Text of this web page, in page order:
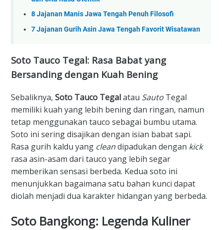
8 Jajanan Manis Jawa Tengah Penuh Filosofi
7 Jajanan Gurih Asin Jawa Tengah Favorit Wisatawan
​Soto Tauco Tegal: Rasa Babat yang
Bersanding dengan Kuah Bening
​Sebaliknya, Soto Tauco Tegalatau Sauto Tegal
memiliki kuah yang lebih bening dan ringan, namun
tetap menggunakan tauco sebagai bumbu utama.
Soto ini sering disajikan dengan isian babat sapi.
Rasa gurih kaldu yang cleandipadukan dengan kick
rasa asin-asam dari tauco yang lebih segar
memberikan sensasi berbeda. Kedua soto ini
menunjukkan bagaimana satu bahan kunci dapat
diolah menjadi dua karakter hidangan yang berbeda.
​Soto Bangkong: Legenda Kuliner